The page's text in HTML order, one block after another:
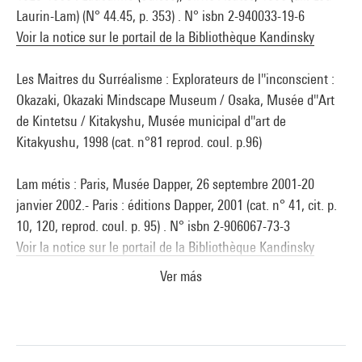
Extrait du catalogueCollection art graphique - La collection du
Centre Pompidou, Musée national d'art moderne, sous la
2008
Laurin-Lam) (N° 44.45, p. 353) . N° isbn 2-940033-19-6
Voir la notice sur le portail de la Bibliothèque Kandinsky
Les Maitres du Surréalisme : Explorateurs de l''inconscient :
Okazaki, Okazaki Mindscape Museum / Osaka, Musée d''Art
de Kintetsu / Kitakyshu, Musée municipal d''art de
Kitakyushu, 1998 (cat. n°81 reprod. coul. p.96)
Lam métis : Paris, Musée Dapper, 26 septembre 2001-20
janvier 2002.- Paris : éditions Dapper, 2001 (cat. n° 41, cit. p.
10, 120, reprod. coul. p. 95) . N° isbn 2-906067-73-3
Voir la notice sur le portail de la Bibliothèque Kandinsky
Ver más